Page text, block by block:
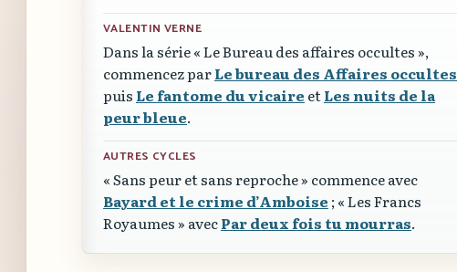
VALENTIN VERNE
Dans la série« Le Bureau des affaires occultes »,
commencez parLe bureau des Affaires occultes
puis Le fantome du vicaire etLes nuits de la
peur bleue.
AUTRES CYCLES
« Sans peur et sans reproche » commence avec
Bayard et le crime d’Amboise ;« Les Francs
Royaumes » avecPar deux fois tu mourras.